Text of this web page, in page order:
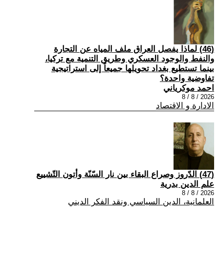
(46) لماذا يفصل العراق ملف المياه عن التجارة
والنفط والوجود العسكري وطريق التنمية مع تركيا،
بينما تستطيع بغداد تحويلها جميعاً إلى استراتيجية
تفاوضية واحدة؟
احمد موكرياني
2026 / 8 / 8
الادارة و الاقتصاد
(47) الدّروز وصراع البقاء بين نار السّنّة وأتون التّشييع
علم الدين بدرية
2026 / 8 / 8
العلمانية، الدين السياسي ونقد الفكر الديني